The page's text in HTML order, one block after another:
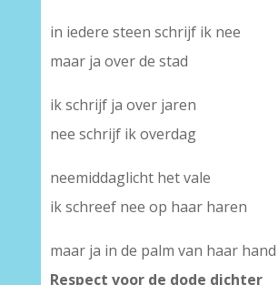
in iedere steen schrijf ik nee
maar ja over de stad
ik schrijf ja over jaren
nee schrijf ik overdag
neemiddaglicht het vale
ik schreef nee op haar haren
maar ja in de palm van haar hand
Respect voor de dode dichter